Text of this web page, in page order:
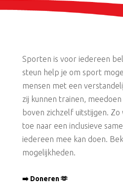
Sporten is voor iedereen
steun help je om sport
mensen met een
zij kunnen trainen,
boven zichzelf uitstijgen.
toe naar een inclusieve
iedereen mee kan doen.
mogelijkheden.
➡️ Doneren 🫶